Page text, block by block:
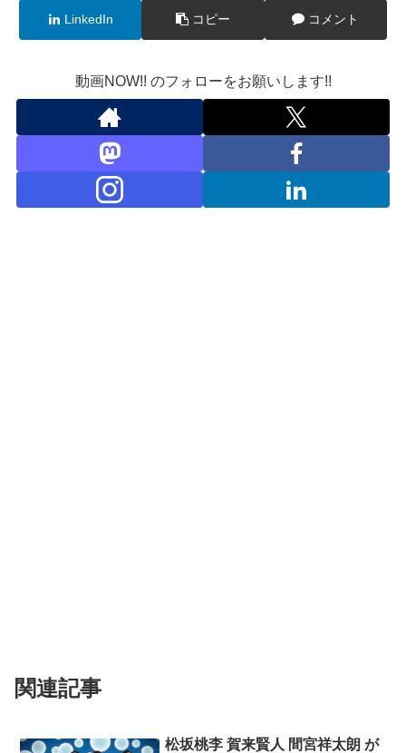
LinkedIn コピー コメント
動画NOW!! のフォローをお願いします!!
関連記事
松坂桃李 賀来賢人 間宮祥太朗 が